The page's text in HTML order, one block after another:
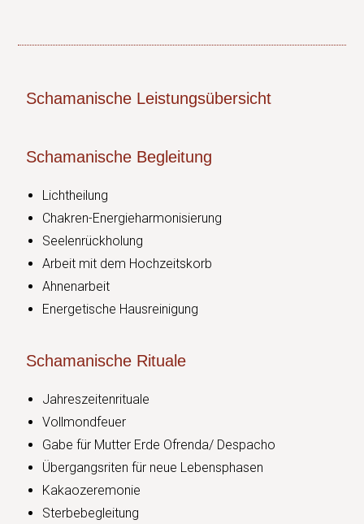
Schamanische Leistungsübersicht
Schamanische Begleitung
Lichtheilung
Chakren-Energieharmonisierung
Seelenrückholung
Arbeit mit dem Hochzeitskorb
Ahnenarbeit
Energetische Hausreinigung
Schamanische Rituale
Jahreszeitenrituale
Vollmondfeuer
Gabe für Mutter Erde Ofrenda/ Despacho
Übergangsriten für neue Lebensphasen
Kakaozeremonie
Sterbebegleitung